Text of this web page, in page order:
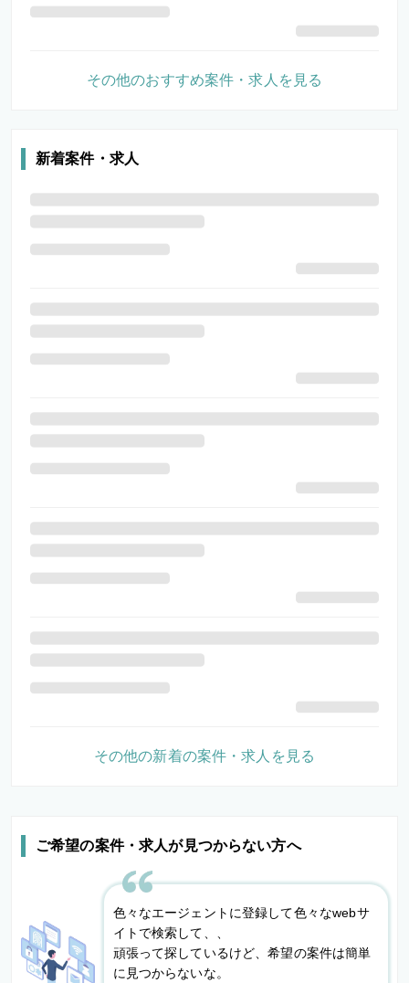
ご希望の案件・求人が見つからない方へ
色々なエージェントに登録して色々なwebサ
イトで検索して、、
頑張って探しているけど、希望の案件は簡単
に見つからないな。
その他のおすすめ案件・求人を見る
新着案件・求人
その他の新着の案件・求人を見る